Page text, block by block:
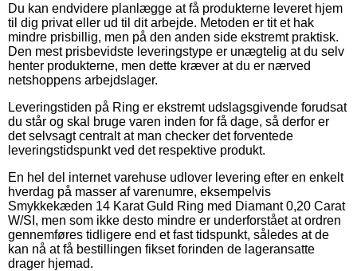
Du kan endvidere planlægge at få produkterne leveret hjem
til dig privat eller ud til dit arbejde. Metoden er tit et hak
mindre prisbillig, men på den anden side ekstremt praktisk.
Den mest prisbevidste leveringstype er unægtelig at du selv
henter produkterne, men dette kræver at du er nærved
netshoppens arbejdslager.
Leveringstiden på Ring er ekstremt udslagsgivende forudsat
du står og skal bruge varen inden for få dage, så derfor er
det selvsagt centralt at man checker det forventede
leveringstidspunkt ved det respektive produkt.
En hel del internet varehuse udlover levering efter en enkelt
hverdag på masser af varenumre, eksempelvis
Smykkekæden 14 Karat Guld Ring med Diamant 0,20 Carat
W/SI, men som ikke desto mindre er underforstået at ordren
gennemføres tidligere end et fast tidspunkt, således at de
kan nå at få bestillingen fikset forinden de lageransatte
drager hjemad.